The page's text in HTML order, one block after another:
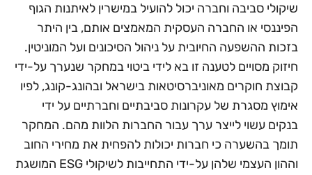
שיקולי סביבה וחברה יכול להועיל במישרין לאיתנות הגוף
הפיננסי או החברה העסקית המאמצים אותם, בין היתר
בזכות ההשפעה החיובית על ניהול הסיכונים ועל המוניטין.
חיזוק מסויים לטענה זו בא לידי ביטוי במחקר שנערך על-ידי
קבוצת חוקרים מאוניברסיטאות בישראל ובהונג-קונג, לפיו
אימוץ מסגרת של עקרונות סביבתיים וחברתיים על ידי
בנקים עשוי לייצר ערך עבור החברות הלוות מהם. המחקר
תומך בהשערה כי חברות יכולות להפחית את מחירי החוב
וההון העצמי שלהן על-ידי התחייבות לשיקולי ESG המושגת